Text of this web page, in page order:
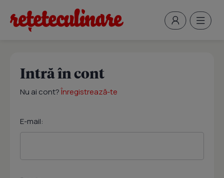
Intră în cont
Nu ai cont?Înregistrează-te
E-mail: